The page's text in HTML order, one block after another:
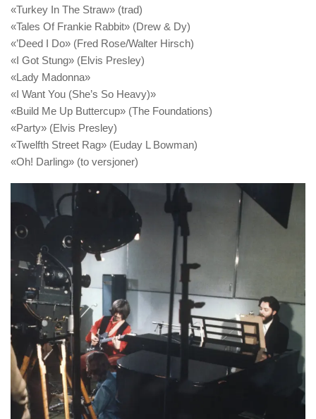
«Turkey In The Straw» (trad)
«Tales Of Frankie Rabbit» (Drew & Dy)
«’Deed I Do» (Fred Rose/Walter Hirsch)
«I Got Stung» (Elvis Presley)
«Lady Madonna»
«I Want You (She’s So Heavy)»
«Build Me Up Buttercup» (The Foundations)
«Party» (Elvis Presley)
«Twelfth Street Rag» (Euday L Bowman)
«Oh! Darling» (to versjoner)